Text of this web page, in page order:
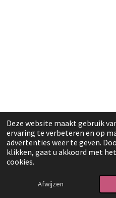
Deze website maakt gebruik
ervaring te verbeteren en op
advertenties weer te geven.
klikken, gaat u akkoord met
cookies.
Afwijzen
Powered byJouwWeb